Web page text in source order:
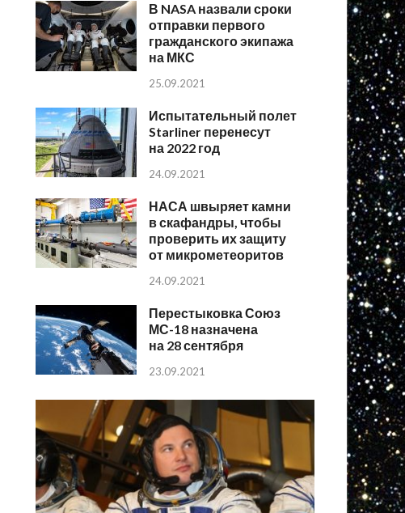
В NASA назвали сроки
отправки первого
гражданского экипажа
на МКС
25.09.2021
Испытательный полет
Starliner перенесут
на 2022 год
24.09.2021
НАСА швыряет камни
в скафандры, чтобы
проверить их защиту
от микрометеоритов
24.09.2021
Перестыковка Союз
МС-18 назначена
на 28 сентября
23.09.2021